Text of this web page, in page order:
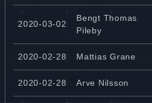
2020-03-02
Bengt Thomas
Pileby
2020-02-28 Mattias Grane
2020-02-28 Arve Nilsson